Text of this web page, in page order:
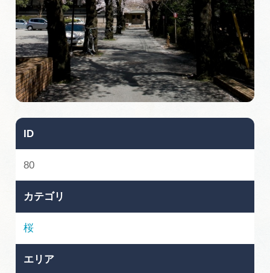
早わかり岐阜
買い物・お土産
体験予約サイト「ＶＩＳＩＴ岐阜県」
岐阜県アウトドア観光キャンペーン
岐阜県まるごと観光エリアガイド
岐阜県観光データベース
ID
80
カテゴリ
桜
エリア